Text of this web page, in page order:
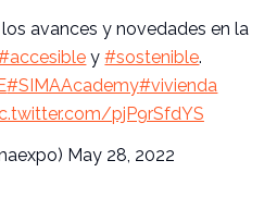
avances y novedades en la
y#sostenible.
#SIMAAcademy#vivienda
pjP9rSfdYS
May 28, 2022